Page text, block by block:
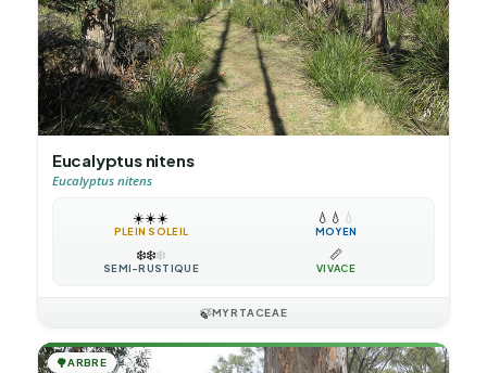
Eucalyptus nitens
Eucalyptus nitens
☀️☀️☀️
PLEIN SOLEIL
💧 💧 💧
MOYEN
❄️❄️❄️
SEMI-RUSTIQUE
📏
VIVACE
🍃MYRTACEAE
🌳ARBRE